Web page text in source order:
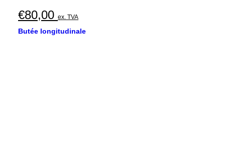
€80,00 ex. TVA
Butée longitudinale